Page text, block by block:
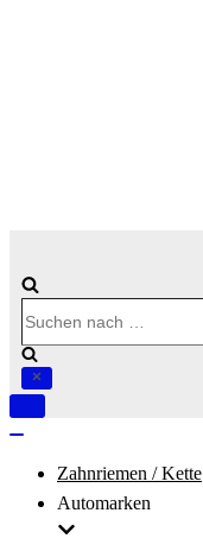
nach …
Navigation
Zahnriemen / Kette
Automarken